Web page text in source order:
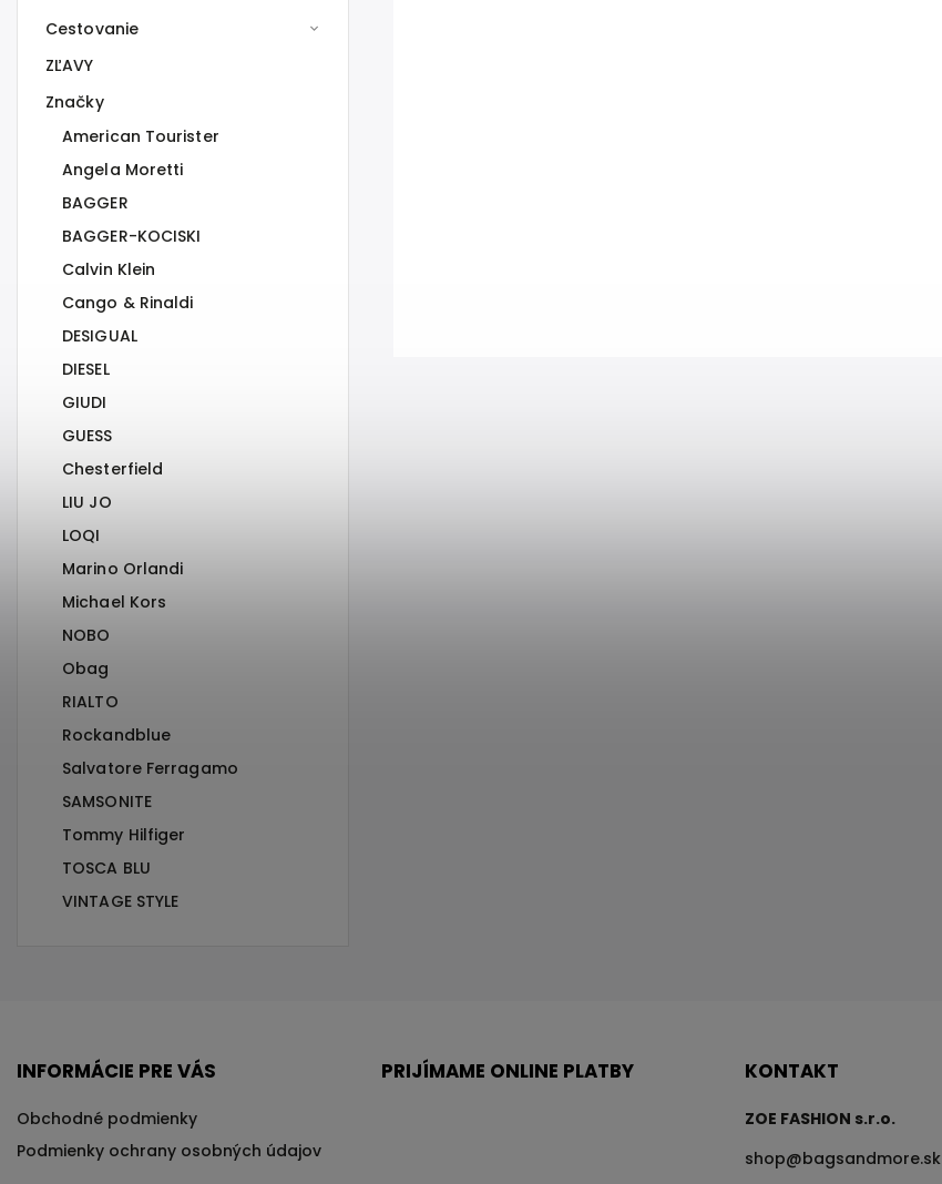
Cestovanie
ZĽAVY
Značky
American Tourister
Angela Moretti
BAGGER
BAGGER-KOCISKI
Calvin Klein
Cango & Rinaldi
DESIGUAL
DIESEL
GIUDI
GUESS
Chesterfield
LIU JO
LOQI
Marino Orlandi
Michael Kors
NOBO
Obag
RIALTO
Rockandblue
Salvatore Ferragamo
SAMSONITE
Tommy Hilfiger
TOSCA BLU
VINTAGE STYLE
INFORMÁCIE PRE VÁS
Obchodné podmienky
Podmienky ochrany osobných údajov
PRIJÍMAME ONLINE PLATBY KONTAKT
ZOE FASHION s.r.o.
shop@bagsandmore.sk